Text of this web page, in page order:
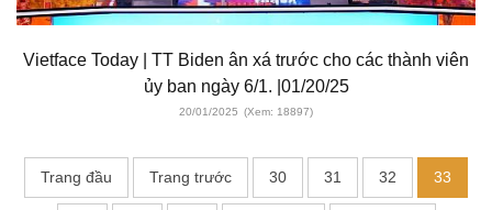
Vietface Today | TT Biden ân xá trước cho các thành viên
ủy ban ngày 6/1. |01/20/25
20/01/2025 (Xem: 18897)
Trang đầu Trang trước 30 31 32 33